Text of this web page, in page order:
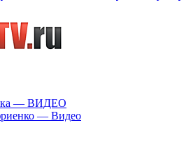
— ВИДЕО
— Видео